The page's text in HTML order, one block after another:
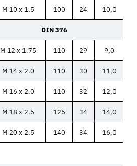
M 10 x 1.5 100 24 10,0
DIN 376
M 12 x 1.75 110 29 9,0
M 14 x 2.0 110 30 11,0
M 16 x 2.0 110 32 12,0
M 18 x 2.5 125 34 14,0
M 20 x 2.5 140 34 16,0